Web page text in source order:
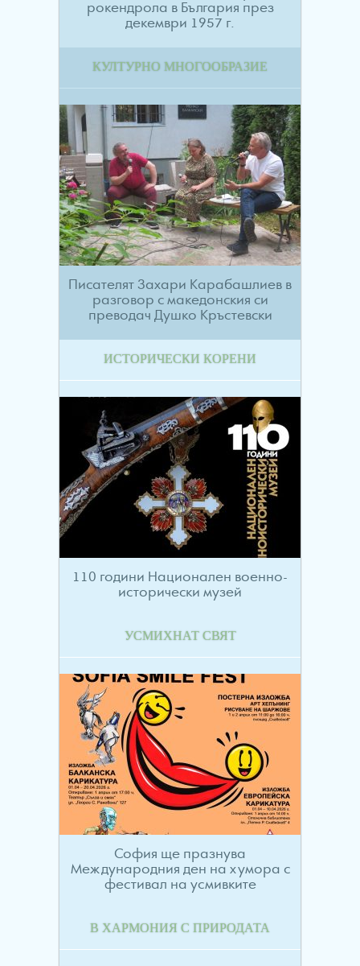
рокендрола в България през
декември 1957 г.
КУЛТУРНО МНОГООБРАЗИЕ
Писателят Захари Карабашлиев в
разговор с македонския си
преводач Душко Кръстевски
ИСТОРИЧЕСКИ КОРЕНИ
110 години Национален военно-
исторически музей
УСМИХНАТ СВЯТ
София ще празнува
Международния ден на хумора с
фестивал на усмивките
В ХАРМОНИЯ С ПРИРОДАТА